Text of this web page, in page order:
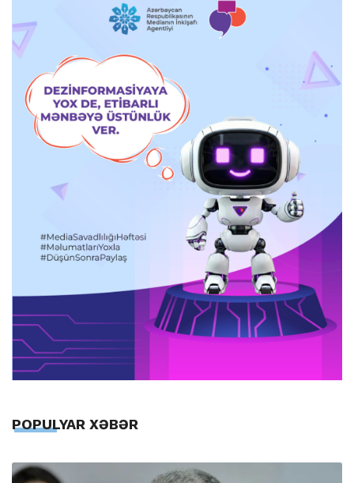
POPULYAR XƏBƏR